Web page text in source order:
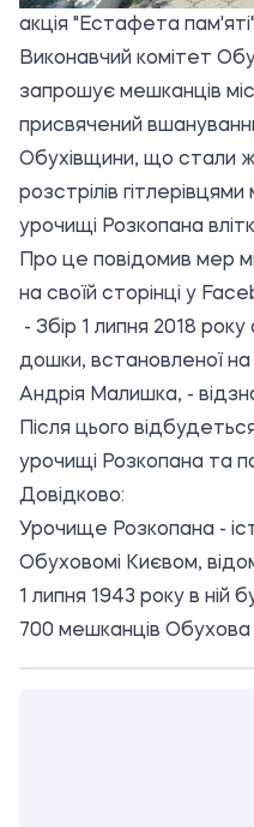
акція "Естафета
Виконавчий комітет
запрошує мешканців
присвячений
Обухівщини, що стали
розстрілів
урочищі Розкопана
Про це повідомив мер
на своїй сторінці у
- Збір 1 липня 2018 року
дошки, встановленої
Андрія Малишка, -
Після цього
урочищі Розкопана та
Довідково:
Урочище Розкопана -
Обуховомі Києвом,
1 липня 1943 року в ній
700 мешканців Обухова